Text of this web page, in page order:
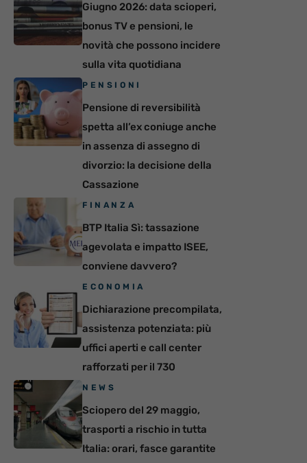
Giugno 2026: data scioperi,
bonus TV e pensioni, le
novità che possono incidere
sulla vita quotidiana
PENSIONI
Pensione di reversibilità
spetta all’ex coniuge anche
in assenza di assegno di
divorzio: la decisione della
Cassazione
FINANZA
BTP Italia Sì: tassazione
agevolata e impatto ISEE,
conviene davvero?
ECONOMIA
Dichiarazione precompilata,
assistenza potenziata: più
uffici aperti e call center
rafforzati per il 730
NEWS
Sciopero del 29 maggio,
trasporti a rischio in tutta
Italia: orari, fasce garantite